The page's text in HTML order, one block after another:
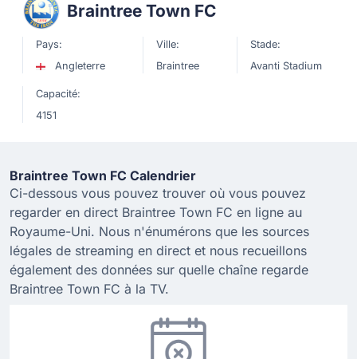
Braintree Town FC
Pays:
Angleterre
Ville:
Braintree
Stade:
Avanti Stadium
Capacité:
4151
Braintree Town FC Calendrier
Ci-dessous vous pouvez trouver où vous pouvez
regarder en direct Braintree Town FC en ligne au
Royaume-Uni. Nous n'énumérons que les sources
légales de streaming en direct et nous recueillons
également des données sur quelle chaîne regarde
Braintree Town FC à la TV.